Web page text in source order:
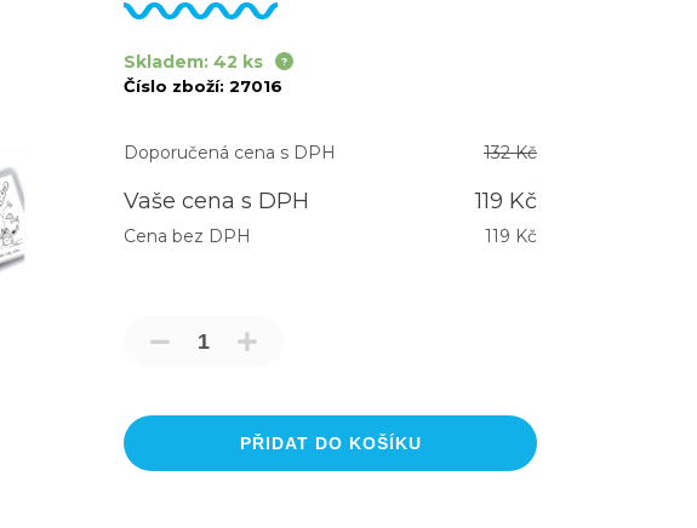
Skladem: 42 ks
Číslo zboží: 27016
Doporučená cena s DPH 132 Kč
Vaše cena s DPH 119 Kč
Cena bez DPH 119 Kč
PŘIDAT DO KOŠÍKU